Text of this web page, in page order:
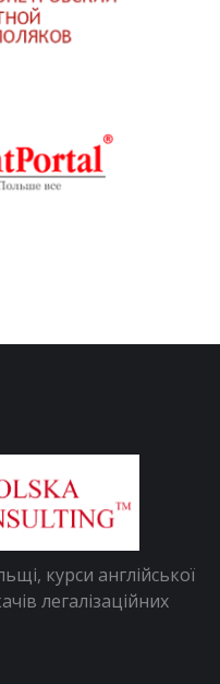
курси англійської
легалізаційних